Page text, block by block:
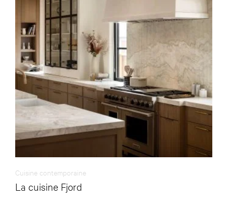
Cuisine contemporaine
La cuisine Fjord